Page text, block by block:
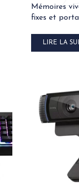
Mémoires
fixes et
LIRE LA